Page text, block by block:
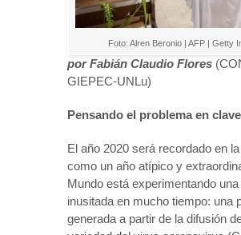
Foto: Alren Beronio | AFP | Getty
por Fabián Claudio Flores
GIEPEC-UNLu)
Pensando el problema en
El año 2020 será recordado en
como un año atípico y
Mundo está experimentando
inusitada en mucho tiempo: una
generada a partir de la difusión